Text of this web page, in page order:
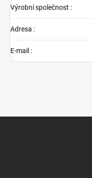
Výrobní společnost :
Adresa :
E-mail :